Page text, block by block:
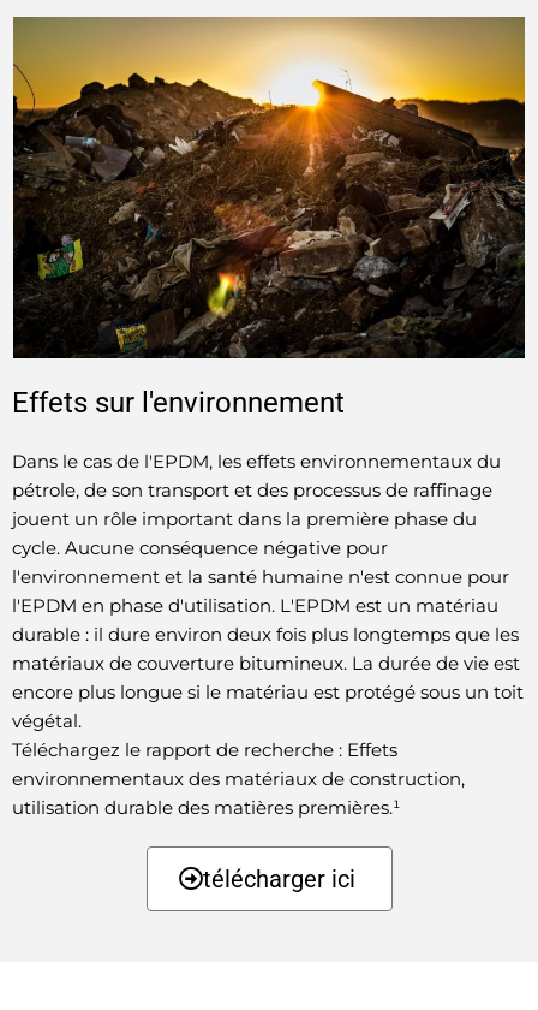
Effets sur l'environnement
Dans le cas de l'EPDM, les effets environnementaux du
pétrole, de son transport et des processus de raffinage
jouent un rôle important dans la première phase du
cycle. Aucune conséquence négative pour
l'environnement et la santé humaine n'est connue pour
l'EPDM en phase d'utilisation. L'EPDM est un matériau
durable : il dure environ deux fois plus longtemps que les
matériaux de couverture bitumineux. La durée de vie est
encore plus longue si le matériau est protégé sous un toit
végétal.
Téléchargez le rapport de recherche : Effets
environnementaux des matériaux de construction,
utilisation durable des matières premières.¹
télécharger ici